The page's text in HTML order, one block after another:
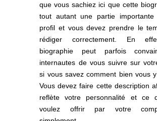
que vous sachiez ici que cette
tout autant une partie
profil et vous devez prendre le
rédiger correctement. En
biographie peut parfois
internautes de vous suivre sur
si vous savez comment bien vous
Vous devez faire cette description
reflète votre personnalité et ce
voulez offrir par votre